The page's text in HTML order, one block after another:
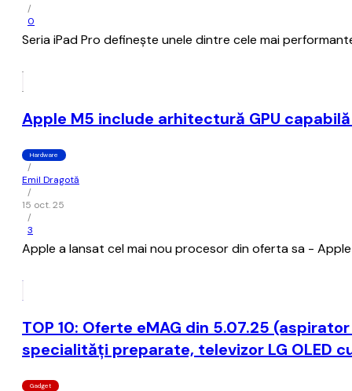
/
0
Seria iPad Pro definește unele dintre cele mai
Apple M5 include arhitectură GPU
Hardware
/
Emil Dragotă
/
15 oct. 25
/
3
Apple a lansat cel mai nou procesor din oferta sa -
TOP 10: Oferte eMAG din 5.07.25
specialități preparate, televizor LG OLED
Gadget